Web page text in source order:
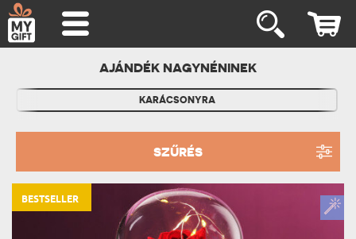
AJÁNDÉK NAGYNÉNINEK
KARÁCSONYRA
SZŰRÉS
BESTSELLER